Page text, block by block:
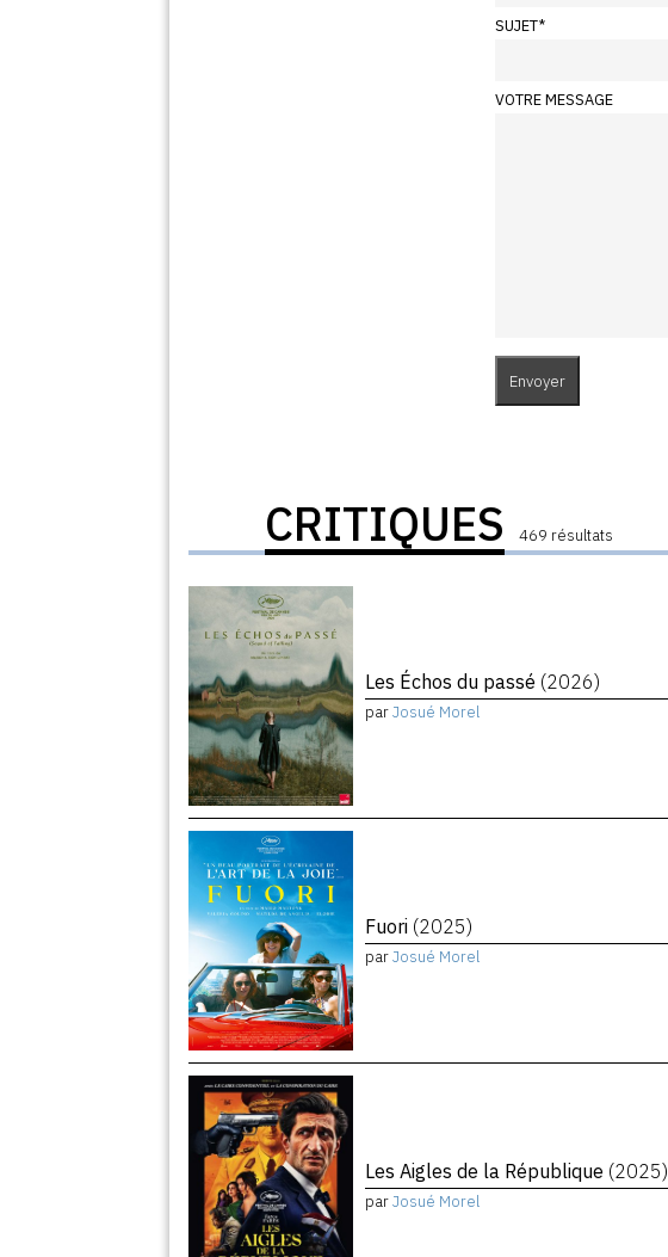
SUJET*
VOTRE MESSAGE
CRITIQUES 469 résultats
Les Échos du passé (2026)
parJosué Morel
Fuori (2025)
parJosué Morel
Les Aigles de la République (2025)
parJosué Morel